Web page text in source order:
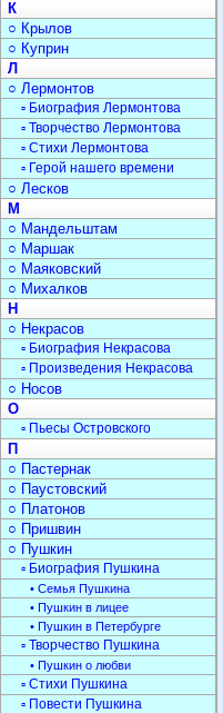
К
○ Крылов
○ Куприн
Л
○ Лермонтов
▫ Биография Лермонтова
▫ Творчество Лермонтова
▫ Стихи Лермонтова
▫ Герой нашего времени
○ Лесков
М
○ Мандельштам
○ Маршак
○ Маяковский
○ Михалков
Н
○ Некрасов
▫ Биография Некрасова
▫ Произведения Некрасова
○ Носов
О
▫ Пьесы Островского
П
○ Пастернак
○ Паустовский
○ Платонов
○ Пришвин
○ Пушкин
▫ Биография Пушкина
• Семья Пушкина
• Пушкин в лицее
• Пушкин в Петербурге
▫ Творчество Пушкина
• Пушкин о любви
▫ Стихи Пушкина
▫ Повести Пушкина